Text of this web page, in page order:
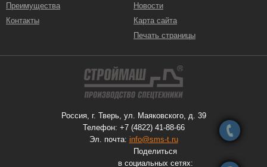
Преимущества
Контакты
Новости
Карта сайта
Печать страницы
Россия, г. Тверь, ул. Маяковского, д. 39
Телефон: +7 (4822) 41-88-66
Эл. почта: info@sms-t.ru
Поделиться
в социальных сетях: